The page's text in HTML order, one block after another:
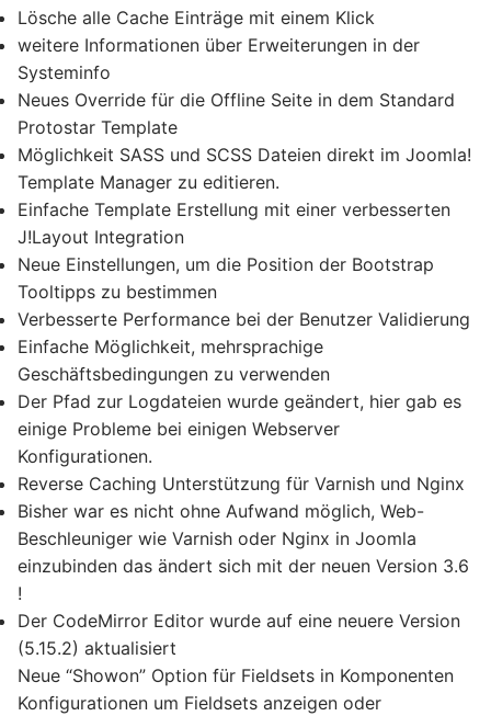
Lösche alle Cache Einträge mit einem Klick
weitere Informationen über Erweiterungen in der
Systeminfo
Neues Override für die Offline Seite in dem Standard
Protostar Template
Möglichkeit SASS und SCSS Dateien direkt im Joomla!
Template Manager zu editieren.
Einfache Template Erstellung mit einer verbesserten
J!Layout Integration
Neue Einstellungen, um die Position der Bootstrap
Tooltipps zu bestimmen
Verbesserte Performance bei der Benutzer Validierung
Einfache Möglichkeit, mehrsprachige
Geschäftsbedingungen zu verwenden
Der Pfad zur Logdateien wurde geändert, hier gab es
einige Probleme bei einigen Webserver
Konfigurationen.
Reverse Caching Unterstützung für Varnish und Nginx
Bisher war es nicht ohne Aufwand möglich, Web-
Beschleuniger wie Varnish oder Nginx in Joomla
einzubinden das ändert sich mit der neuen Version 3.6
!
Der CodeMirror Editor wurde auf eine neuere Version
(5.15.2) aktualisiert
Neue “Showon” Option für Fieldsets in Komponenten
Konfigurationen um Fieldsets anzeigen oder